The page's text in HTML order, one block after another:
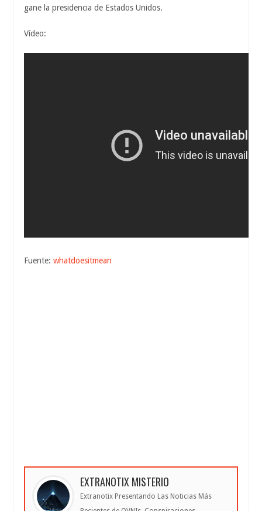
gane la presidencia de Estados Unidos.
Vídeo:
Fuente: whatdoesitmean
EXTRANOTIX MISTERIO
Extranotix Presentando Las Noticias Más